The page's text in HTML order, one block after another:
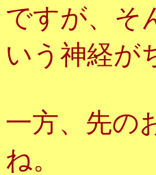
ですが、そ
いう神経が
一方、先の
ね。